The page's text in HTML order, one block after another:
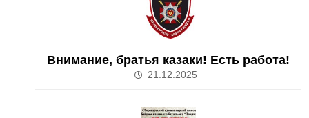
Внимание, братья казаки! Есть работа!
21.12.2025